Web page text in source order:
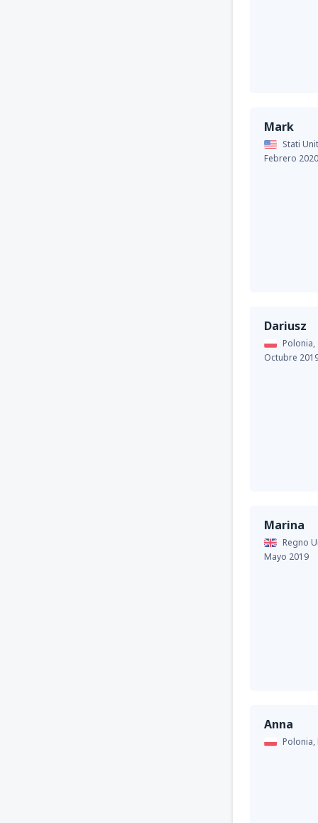
Mark
Stati
Febrero 2020
Dariusz
Polonia,
Octubre
Marina
Regno
Mayo 2019
Anna
Polonia,